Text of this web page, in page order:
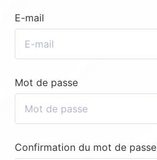
E-mail
Mot de passe
Confirmation du mot de passe